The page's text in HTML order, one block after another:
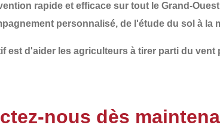
rapide et efficace sur tout le Grand-
personnalisé, de l'étude du sol à la
est d'aider les agriculteurs à tirer parti du vent
nous dès